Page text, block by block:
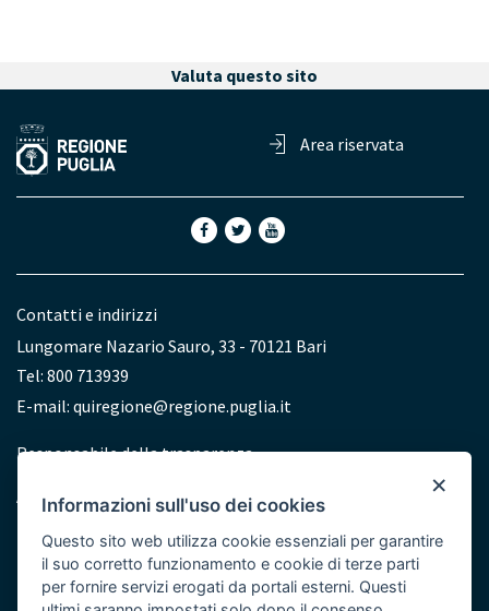
Valuta questo sito
Area riservata
Contatti e indirizzi
Lungomare Nazario Sauro, 33 - 70121 Bari
Tel: 800 713939
E-mail: quiregione@regione.puglia.it
Redazione
Responsabile della trasparenza
Accessibilità
×
Informazioni sull'uso dei cookies
Questo sito web utilizza cookie essenziali per garantire
il suo corretto funzionamento e cookie di terze parti
per fornire servizi erogati da portali esterni. Questi